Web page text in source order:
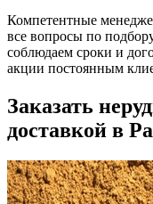
Компетентные
все вопросы по
соблюдаем сроки и
акции постоянным
Заказать
доставкой в